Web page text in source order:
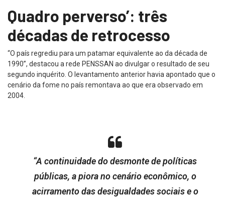
Quadro perverso’: três
décadas de retrocesso
“O país regrediu para um patamar equivalente ao da década de
1990”, destacou a rede PENSSAN ao divulgar o resultado de seu
segundo inquérito. O levantamento anterior havia apontado que o
cenário da fome no país remontava ao que era observado em
2004.
“A continuidade do desmonte de políticas
públicas, a piora no cenário econômico, o
acirramento das desigualdades sociais e o